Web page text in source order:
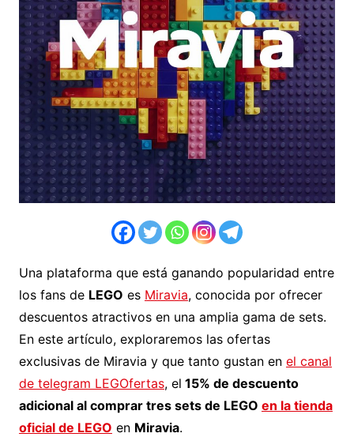
Una plataforma que está ganando popularidad entre
los fans de LEGO es Miravia, conocida por ofrecer
descuentos atractivos en una amplia gama de sets.
En este artículo, exploraremos las ofertas
exclusivas de Miravia y que tanto gustan en el canal
de telegram LEGOfertas, el 15% de descuento
adicional al comprar tres sets de LEGO en la tienda
oficial de LEGO en Miravia.